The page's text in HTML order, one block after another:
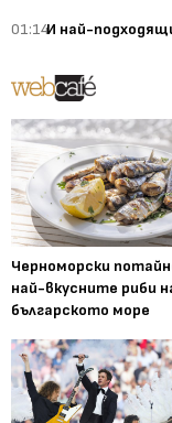
01:14И най-
Черноморски
най-вкусните риби
българското море